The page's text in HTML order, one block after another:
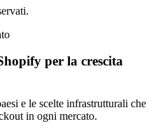
.
per la crescita
e le scelte infrastrutturali che
in ogni mercato.